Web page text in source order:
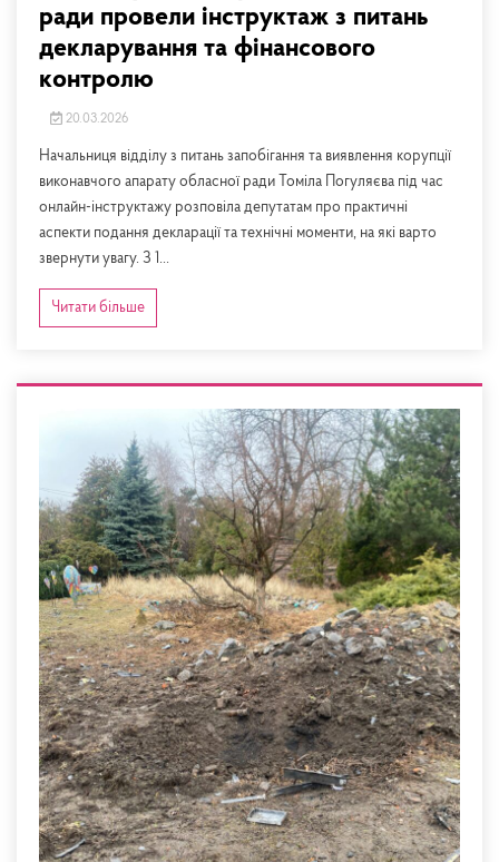
ради провели інструктаж з питань
декларування та фінансового
контролю
20.03.2026
Начальниця відділу з питань запобігання та виявлення корупції
виконавчого апарату обласної ради Томіла Погуляєва під час
онлайн-інструктажу розповіла депутатам про практичні
аспекти подання декларації та технічні моменти, на які варто
звернути увагу. З 1...
Читати більше